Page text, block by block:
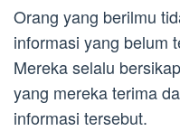
Orang yang berilmu
informasi yang belum
Mereka selalu
yang mereka terima
informasi tersebut.